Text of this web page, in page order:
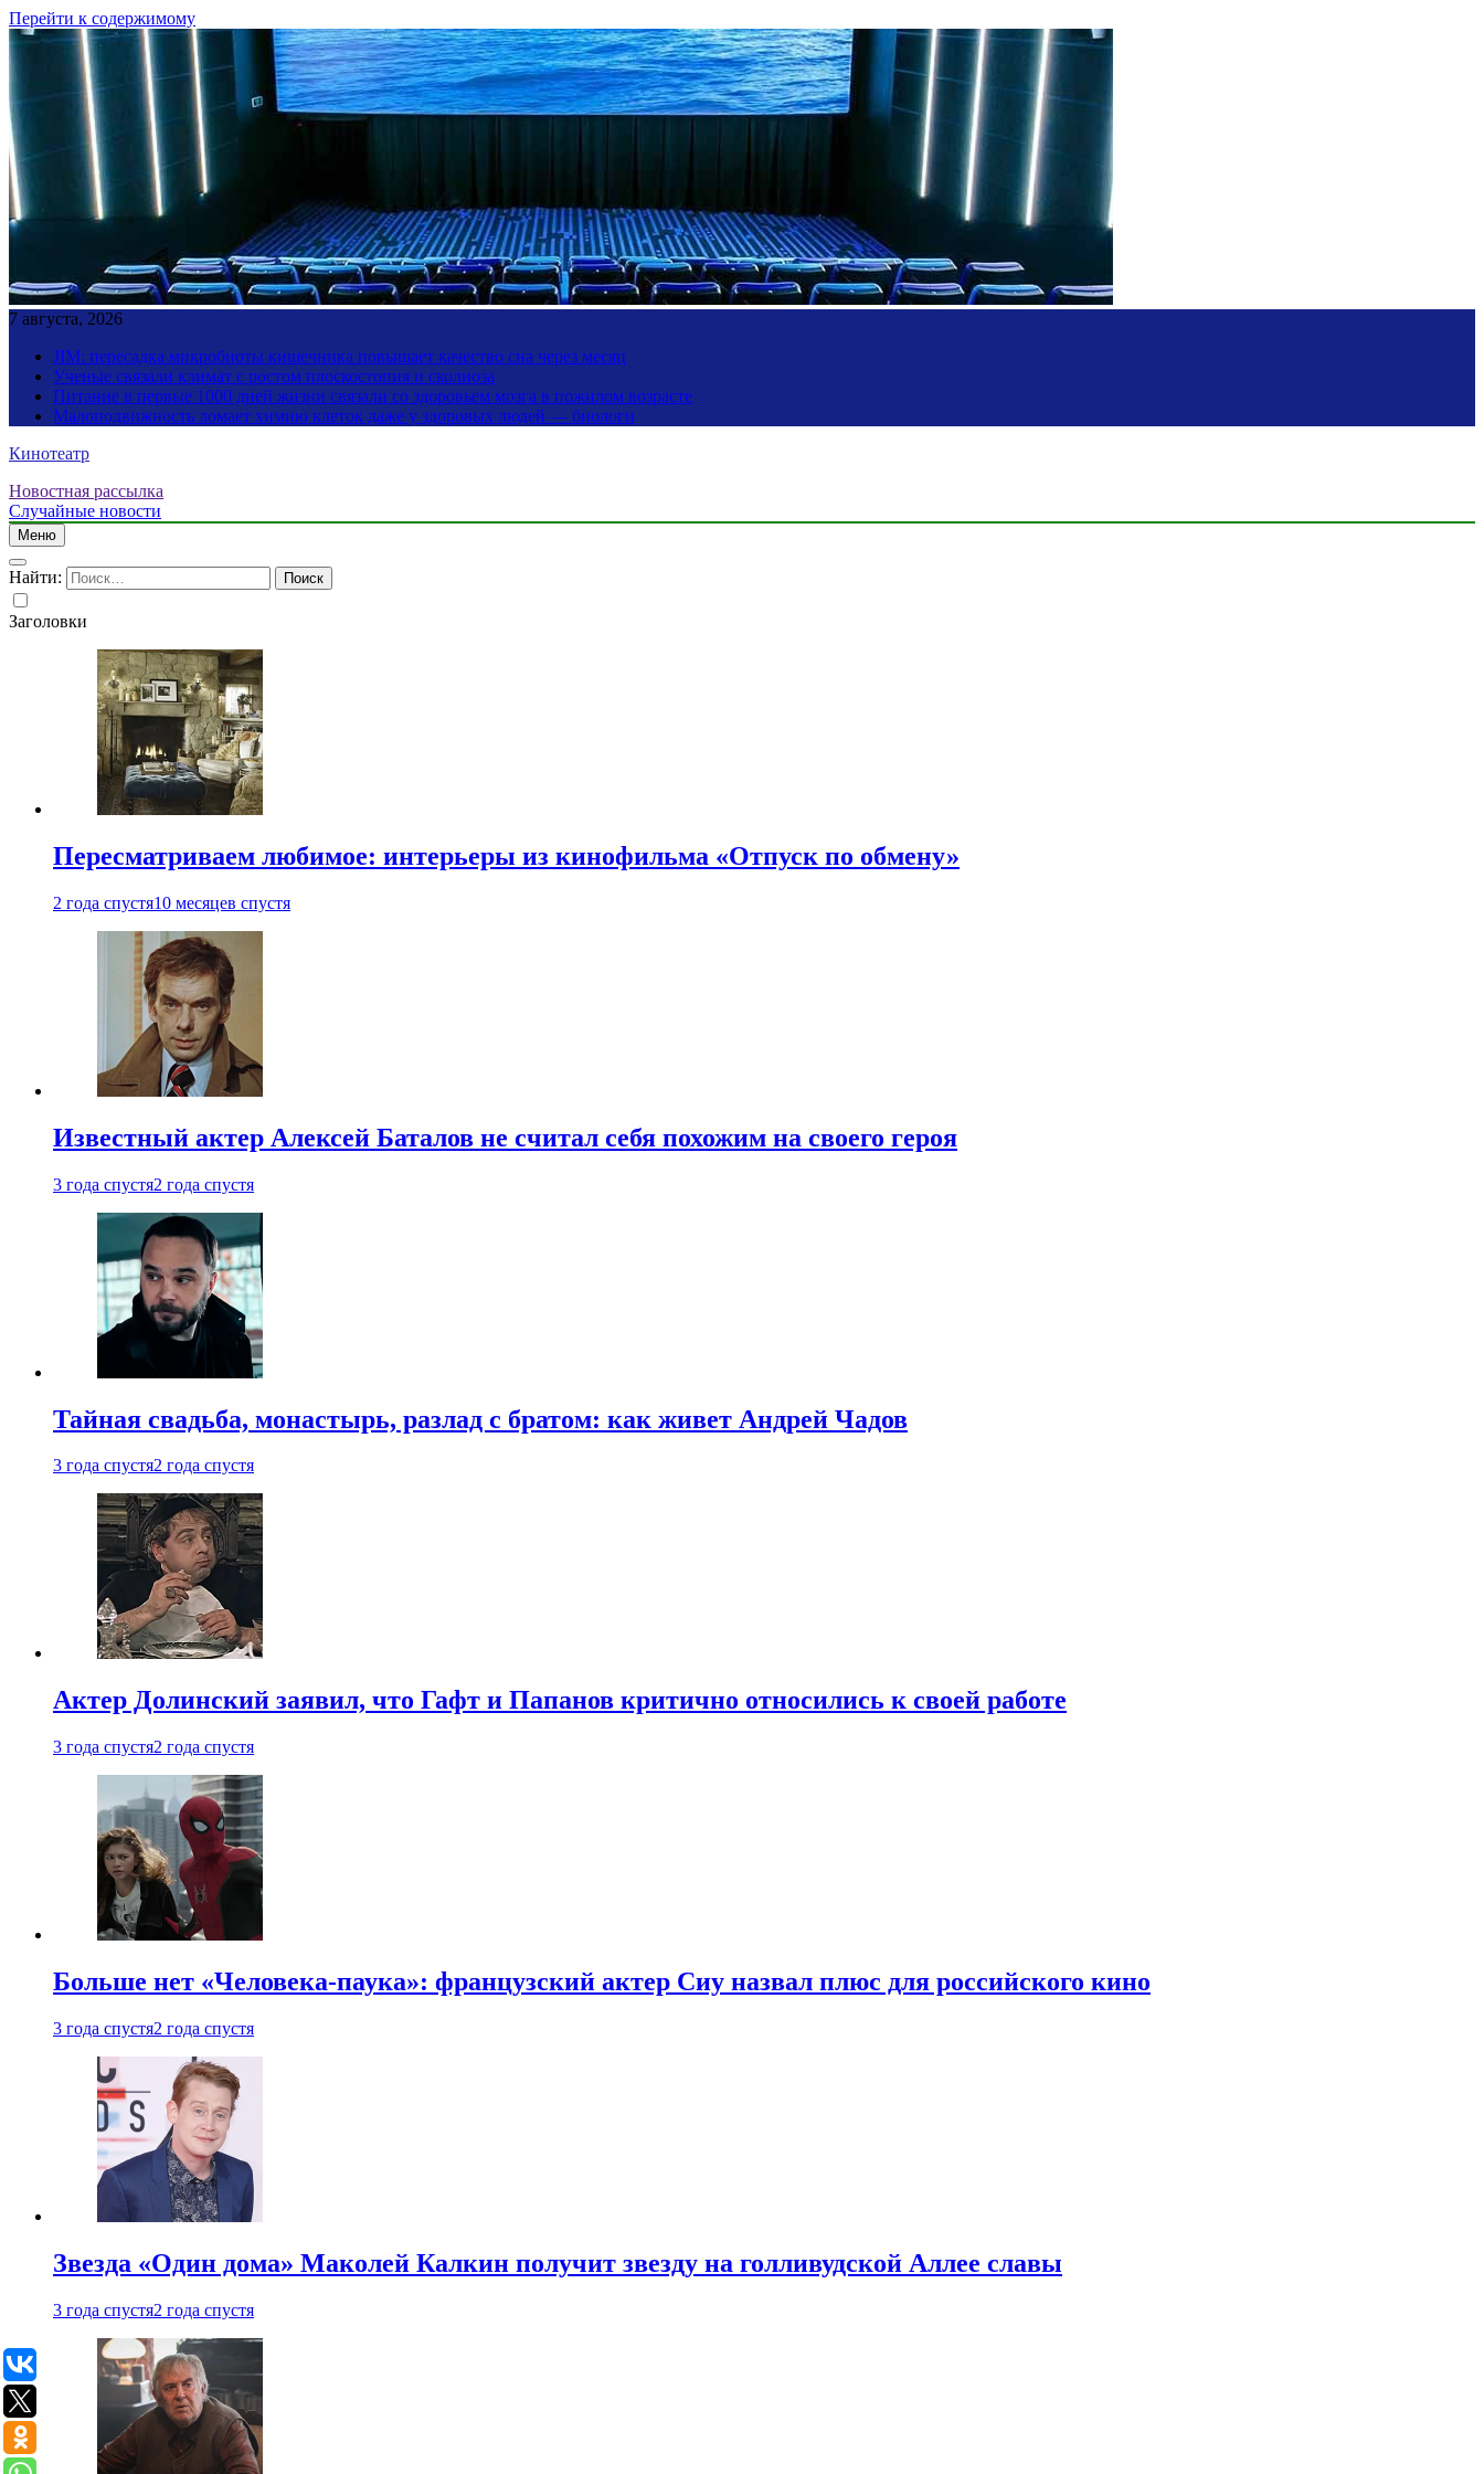
Перейти к содержимому
7 августа, 2026
JIM: пересадка микробиоты кишечника повышает качество сна через месяц
Ученые связали климат с ростом плоскостопия и сколиоза
Питание в первые 1000 дней жизни связали со здоровьем мозга в пожилом возрасте
Малоподвижность ломает химию клеток даже у здоровых людей — биологи
Кинотеатр
Новостная рассылка
Случайные новости
Меню
Найти:
Заголовки
Пересматриваем любимое: интерьеры из кинофильма «Отпуск по обмену»
2 года спустя10 месяцев спустя
Известный актер Алексей Баталов не считал себя похожим на своего героя
3 года спустя2 года спустя
Тайная свадьба, монастырь, разлад с братом: как живет Андрей Чадов
3 года спустя2 года спустя
Актер Долинский заявил, что Гафт и Папанов критично относились к своей работе
3 года спустя2 года спустя
Больше нет «Человека-паука»: французский актер Сиу назвал плюс для российского кино
3 года спустя2 года спустя
Звезда «Один дома» Маколей Калкин получит звезду на голливудской Аллее славы
3 года спустя2 года спустя